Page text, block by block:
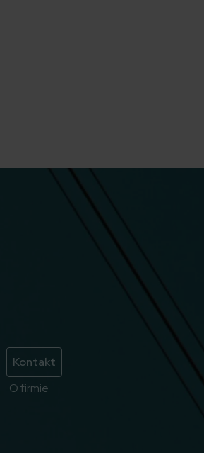
Kontakt
O firmie